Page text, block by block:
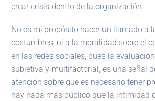
crear crisis dentro de la organización.
No es mi propósito hacer un llamado a
costumbres, ni a la moralidad sobre el
en las redes sociales, pues la
subjetiva y multifactorial, es una señal
atención sobre que es necesario tener
hay nada más público que la intimidad